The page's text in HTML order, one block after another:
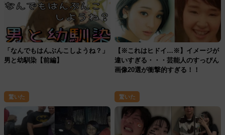
「なんでもはんぶんこしようね？」
男と幼馴染【前編】
【※これはヒドイ…※】イメージが
違いすぎる・・・芸能人のすっぴん
画像20選が衝撃的すぎる！！
驚いた 驚いた